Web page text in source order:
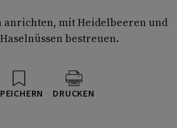
anrichten, mit Heidelbeeren und
bestreuen.
DRUCKEN